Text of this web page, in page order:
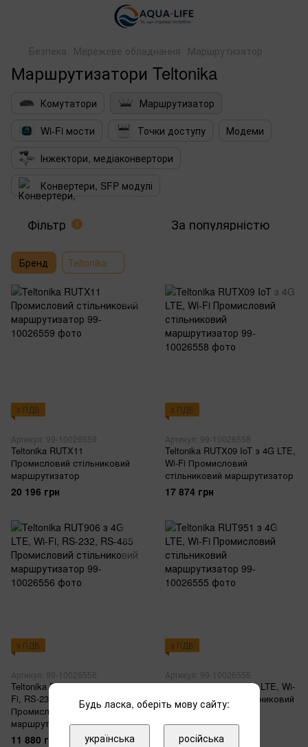
Безпека Мережеве обладнання Маршрутизатор
Маршрутизатори Teltonika
Комутатори
Маршрутизатор
Wi-Fi мости
Точки доступу
Модеми
Інжектори, медіаконвертори
Конвертери, SFP модулі
Фільтр 1 За популярністю
Бренд Teltonika
з ПДВ
Артикул: 99-10026559
Teltonika RUTX11
Промисловий стільниковий
маршрутизатор
20 196 грн
з ПДВ
Артикул: 99-10026558
Teltonika RUTX09 IoT з 4G LTE,
Wi-Fi Промисловий
стільниковий маршрутизатор
17 874 грн
з ПДВ
Артикул: 99-10026556
Teltonika RUT906 з 4G LTE, Wi-
Fi, RS-232, RS-485
Промисловий стільниковий
маршрутизатор
11 880 грн
з ПДВ
Артикул: 99-10026555
Teltonika RUT951 з 4G LTE, Wi-
Fi Промисловий стільниковий
маршрутизатор
12 852 грн
Будь ласка, оберіть мову сайту:
українська російська